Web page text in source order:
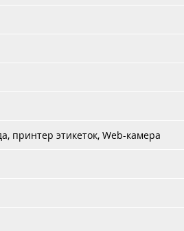
принтер этикеток, Web-камера